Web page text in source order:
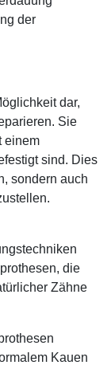
der
dar,
Sie
einem
sind. Dies
sondern auch
die
Zähne
Kauen